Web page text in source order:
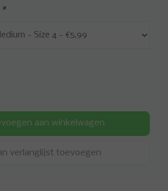
*
aan winkelwagen
verlanglijst toevoegen